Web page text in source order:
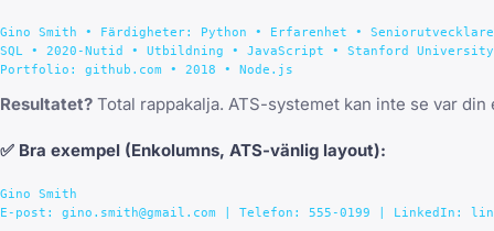
Gino Smith • Färdigheter: Python • Erfarenhet •
SQL • 2020-Nutid • Utbildning • JavaScript • Stanford
Resultatet? Total rappakalja. ATS-systemet kan inte se var
✅ Bra exempel (Enkolumns, ATS-vänlig layout):
Gino Smith
E-post: gino.smith@gmail.com | Telefon: 555-0199 | LinkedIn: